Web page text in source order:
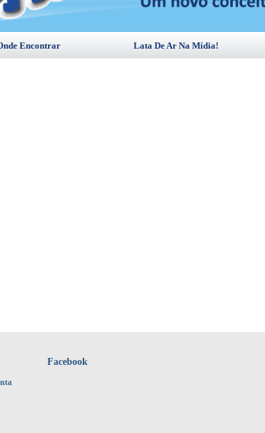
Encontrar Lata De Ar Na Mídia!
Facebook